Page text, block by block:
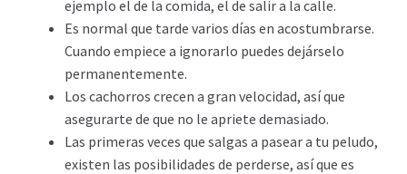
ejemplo el de la comida, el de salir a la calle.
Es normal que tarde varios días en acostumbrarse.
Cuando empiece a ignorarlo puedes dejárselo
permanentemente.
Los cachorros crecen a gran velocidad, así que
asegurarte de que no le apriete demasiado.
Las primeras veces que salgas a pasear a tu peludo,
existen las posibilidades de perderse, así que es